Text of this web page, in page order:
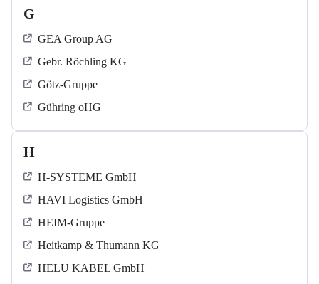
G
GEA Group AG
Gebr. Röchling KG
Götz-Gruppe
Gühring oHG
H
H-SYSTEME GmbH
HAVI Logistics GmbH
HEIM-Gruppe
Heitkamp & Thumann KG
HELU KABEL GmbH